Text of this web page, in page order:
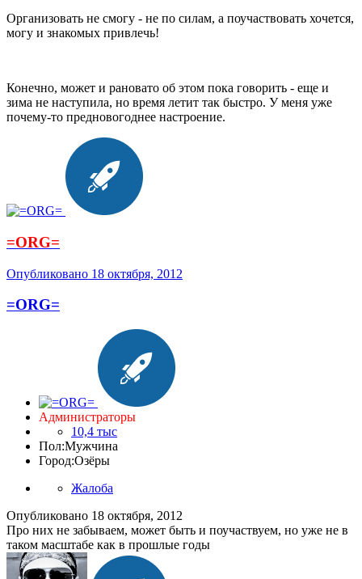
Организовать не смогу - не по силам, а поучаствовать хочется,
могу и знакомых привлечь!
Конечно, может и рановато об этом пока говорить - еще и
зима не наступила, но время летит так быстро. У меня уже
почему-то предновогоднее настроение.
=ORG=
Опубликовано 18 октября, 2012
=ORG=
Администраторы
10,4 тыс
Пол:Мужчина
Город:Озёры
Жалоба
Опубликовано 18 октября, 2012
Про них не забываем, может быть и поучаствуем, но уже не в
таком масштабе как в прошлые годы